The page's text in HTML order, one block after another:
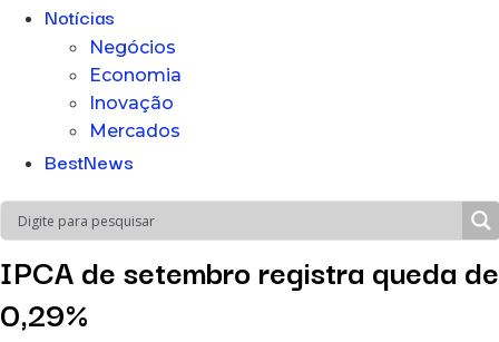
Notícias
Negócios
Economia
Inovação
Mercados
BestNews
IPCA de setembro registra queda de
0,29%